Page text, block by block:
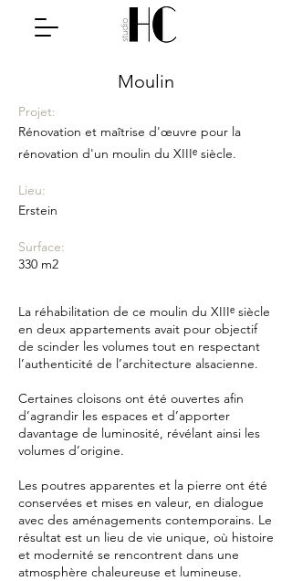
Moulin
​Projet:
​Rénovation et maîtrise d'œuvre pour la
rénovation d'un moulin du XIIIᵉ siècle.
Lieu:
Erstein
Surface:
​330 m2
La réhabilitation de ce moulin du XIIIᵉ siècle
en deux appartements avait pour objectif
de scinder les volumes tout en respectant
l’authenticité de l’architecture alsacienne.
Certaines cloisons ont été ouvertes afin
d’agrandir les espaces et d’apporter
davantage de luminosité, révélant ainsi les
volumes d’origine.
Les poutres apparentes et la pierre ont été
conservées et mises en valeur, en dialogue
avec des aménagements contemporains. Le
résultat est un lieu de vie unique, où histoire
et modernité se rencontrent dans une
atmosphère chaleureuse et lumineuse.